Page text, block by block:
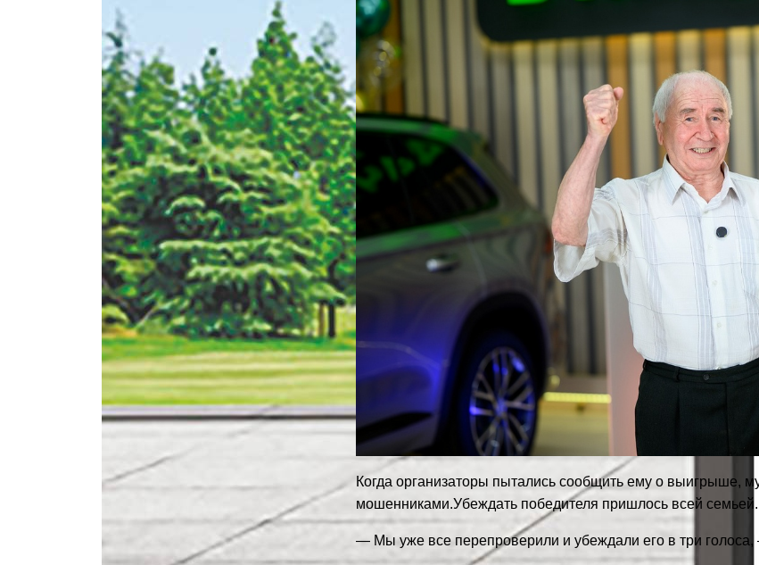
Когда организаторы пытались сообщить ему о выигрыше,
мошенниками.Убеждать победителя пришлось всей семьей.
— Мы уже все перепроверили и убеждали его в три